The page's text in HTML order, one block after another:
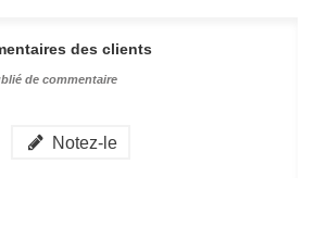
des clients
de commentaire
Notez-le